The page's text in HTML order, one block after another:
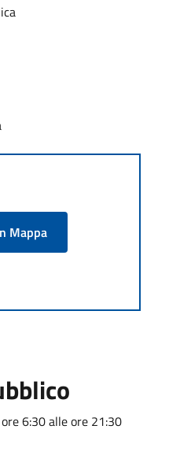
Mappa
ore 6:30 alle ore 21:30